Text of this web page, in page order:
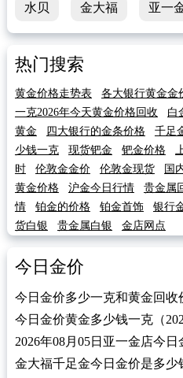
水贝 金大福 亚一
热门搜索
黄金价格走势表 各大银行黄金金
一克2026年今天黄金价格回收
白
黄金
四大银行的金条价格 千足
少钱一克
现货钯金 钯金价格
时
伦敦金金价 伦敦金现货 国
黄金价格
沪金今日行情 贵金属
情
铂金的价格 铂金首饰 银行
货白银
贵金属白银 金店网点
今日金价
今日金价多少一克和黄金回收
今日金价黄金多少钱一克（
2026年08月05日亚一金店今
金大福千足金今日金价是多少